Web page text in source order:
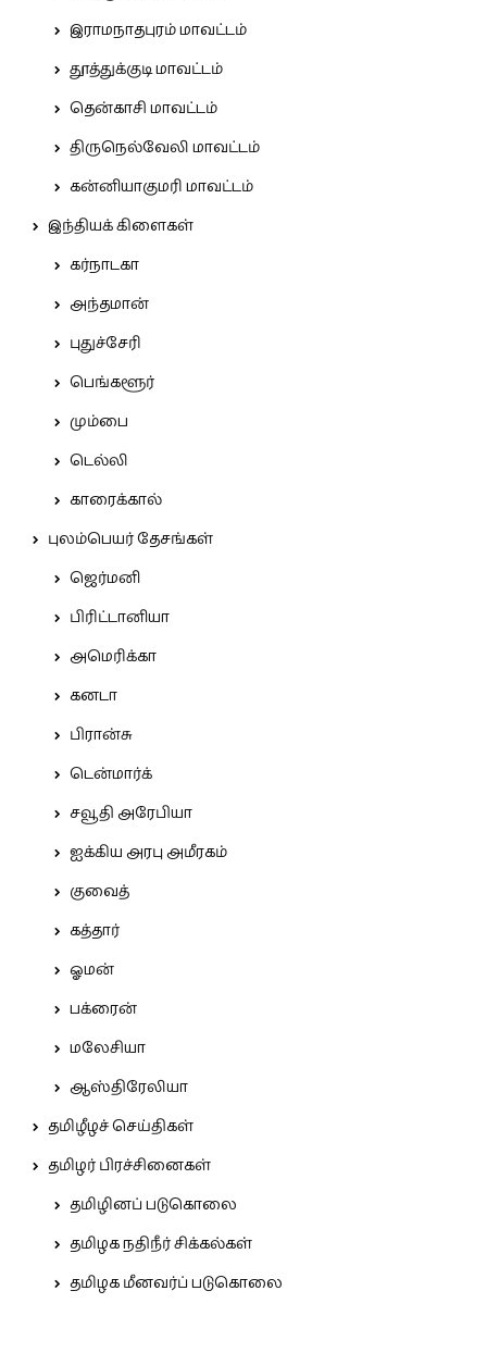
இராமநாதபுரம் மாவட்டம்
தூத்துக்குடி மாவட்டம்
தென்காசி மாவட்டம்
திருநெல்வேலி மாவட்டம்
கன்னியாகுமரி மாவட்டம்
இந்தியக் கிளைகள்
கர்நாடகா
அந்தமான்
புதுச்சேரி
பெங்களூர்
மும்பை
டெல்லி
காரைக்கால்
புலம்பெயர் தேசங்கள்
ஜெர்மனி
பிரிட்டானியா
அமெரிக்கா
கனடா
பிரான்சு
டென்மார்க்
சவூதி அரேபியா
ஐக்கிய அரபு அமீரகம்
குவைத்
கத்தார்
ஓமன்
பக்ரைன்
மலேசியா
ஆஸ்திரேலியா
தமிழீழச் செய்திகள்
தமிழர் பிரச்சினைகள்
தமிழினப் படுகொலை
தமிழக நதிநீர் சிக்கல்கள்
தமிழக மீனவர்ப் படுகொலை